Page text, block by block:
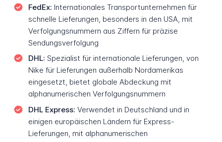
FedEx: Internationales Transportunternehmen für
schnelle Lieferungen, besonders in den USA, mit
Verfolgungsnummern aus Ziffern für präzise
Sendungsverfolgung
DHL: Spezialist für internationale Lieferungen, von
Nike für Lieferungen außerhalb Nordamerikas
eingesetzt, bietet globale Abdeckung mit
alphanumerischen Verfolgungsnummern
DHL Express: Verwendet in Deutschland und in
einigen europäischen Ländern für Express-
Lieferungen, mit alphanumerischen